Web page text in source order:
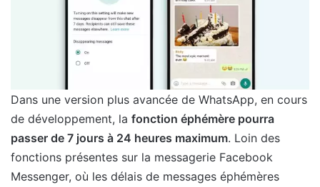
Dans une version plus avancée de WhatsApp, en cours
de développement, la fonction éphémère pourra
passer de 7 jours à 24 heures maximum. Loin des
fonctions présentes sur la messagerie Facebook
Messenger, où les délais de messages éphémères